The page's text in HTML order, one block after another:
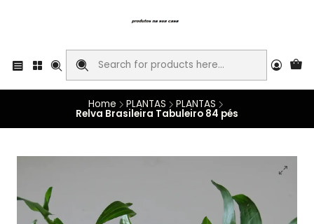
Home PLANTAS PLANTAS
Relva Brasileira Tabuleiro 84 pés